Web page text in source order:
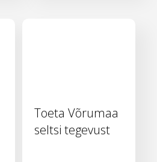
Toeta Võrumaa
seltsi tegevust